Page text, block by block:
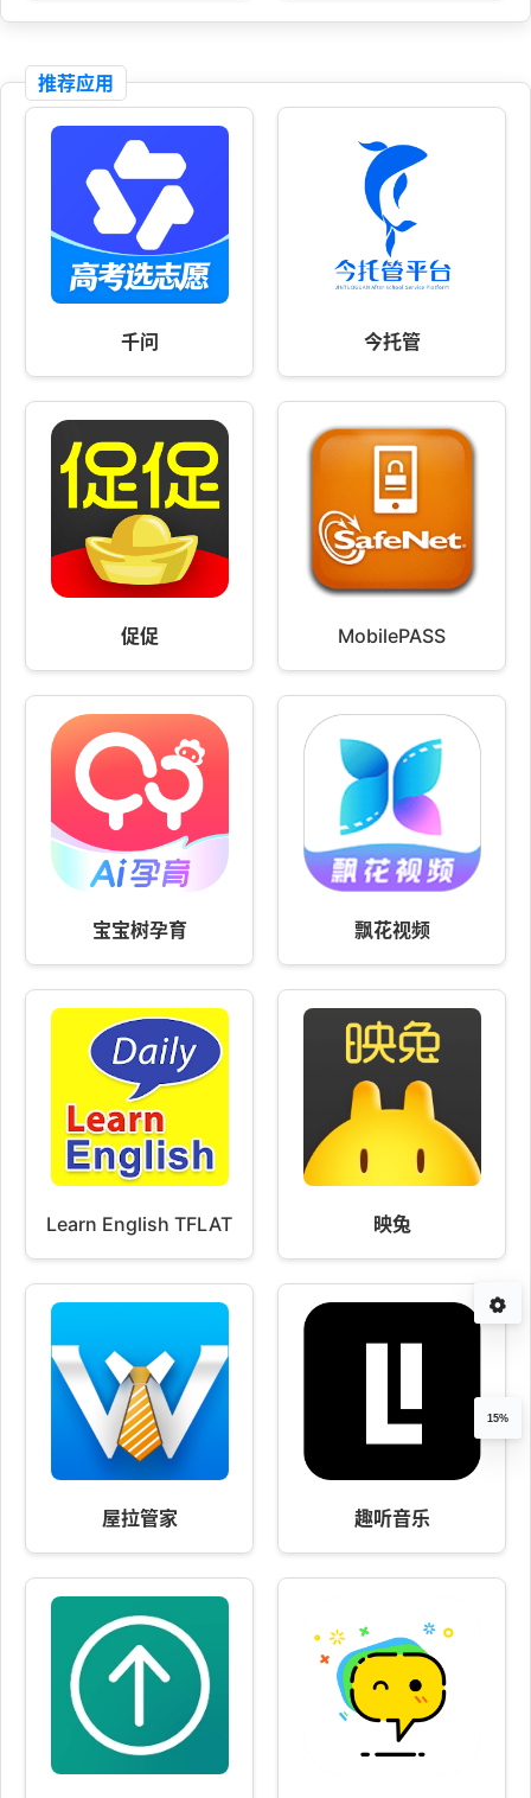
推荐应用
千问 今托管
促促 MobilePASS
宝宝树孕育 飘花视频
Learn English TFLAT 映兔
屋拉管家 趣听音乐
15%